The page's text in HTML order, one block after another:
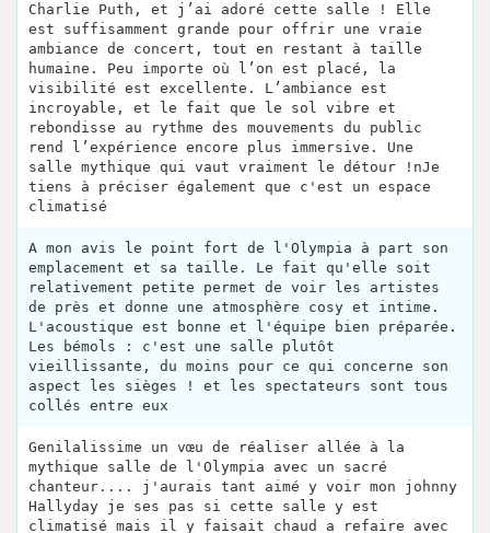
Charlie Puth, et j’ai adoré cette salle ! Elle
est suffisamment grande pour offrir une vraie
ambiance de concert, tout en restant à taille
humaine. Peu importe où l’on est placé, la
visibilité est excellente. L’ambiance est
incroyable, et le fait que le sol vibre et
rebondisse au rythme des mouvements du public
rend l’expérience encore plus immersive. Une
salle mythique qui vaut vraiment le détour !nJe
tiens à préciser également que c'est un espace
climatisé
A mon avis le point fort de l'Olympia à part son
emplacement et sa taille. Le fait qu'elle soit
relativement petite permet de voir les artistes
de près et donne une atmosphère cosy et intime.
L'acoustique est bonne et l'équipe bien préparée.
Les bémols : c'est une salle plutôt
vieillissante, du moins pour ce qui concerne son
aspect les sièges ! et les spectateurs sont tous
collés entre eux
Genilalissime un vœu de réaliser allée à la
mythique salle de l'Olympia avec un sacré
chanteur.... j'aurais tant aimé y voir mon johnny
Hallyday je ses pas si cette salle y est
climatisé mais il y faisait chaud a refaire avec